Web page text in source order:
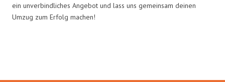
ein unverbindliches Angebot und lass uns gemeinsam deinen
Umzug zum Erfolg machen!